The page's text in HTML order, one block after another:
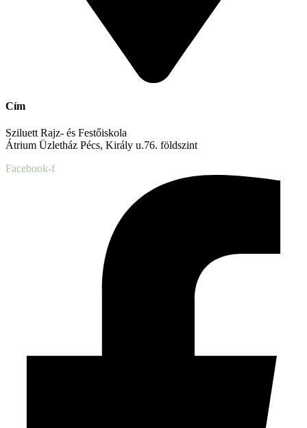
Cím
Sziluett Rajz- és Festőiskola
Átrium Üzletház Pécs, Király u.76. földszint
Facebook-f